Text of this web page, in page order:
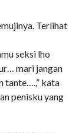
Terlihat
seksi lho
mari jangan
tante….,” kata
penisku yang